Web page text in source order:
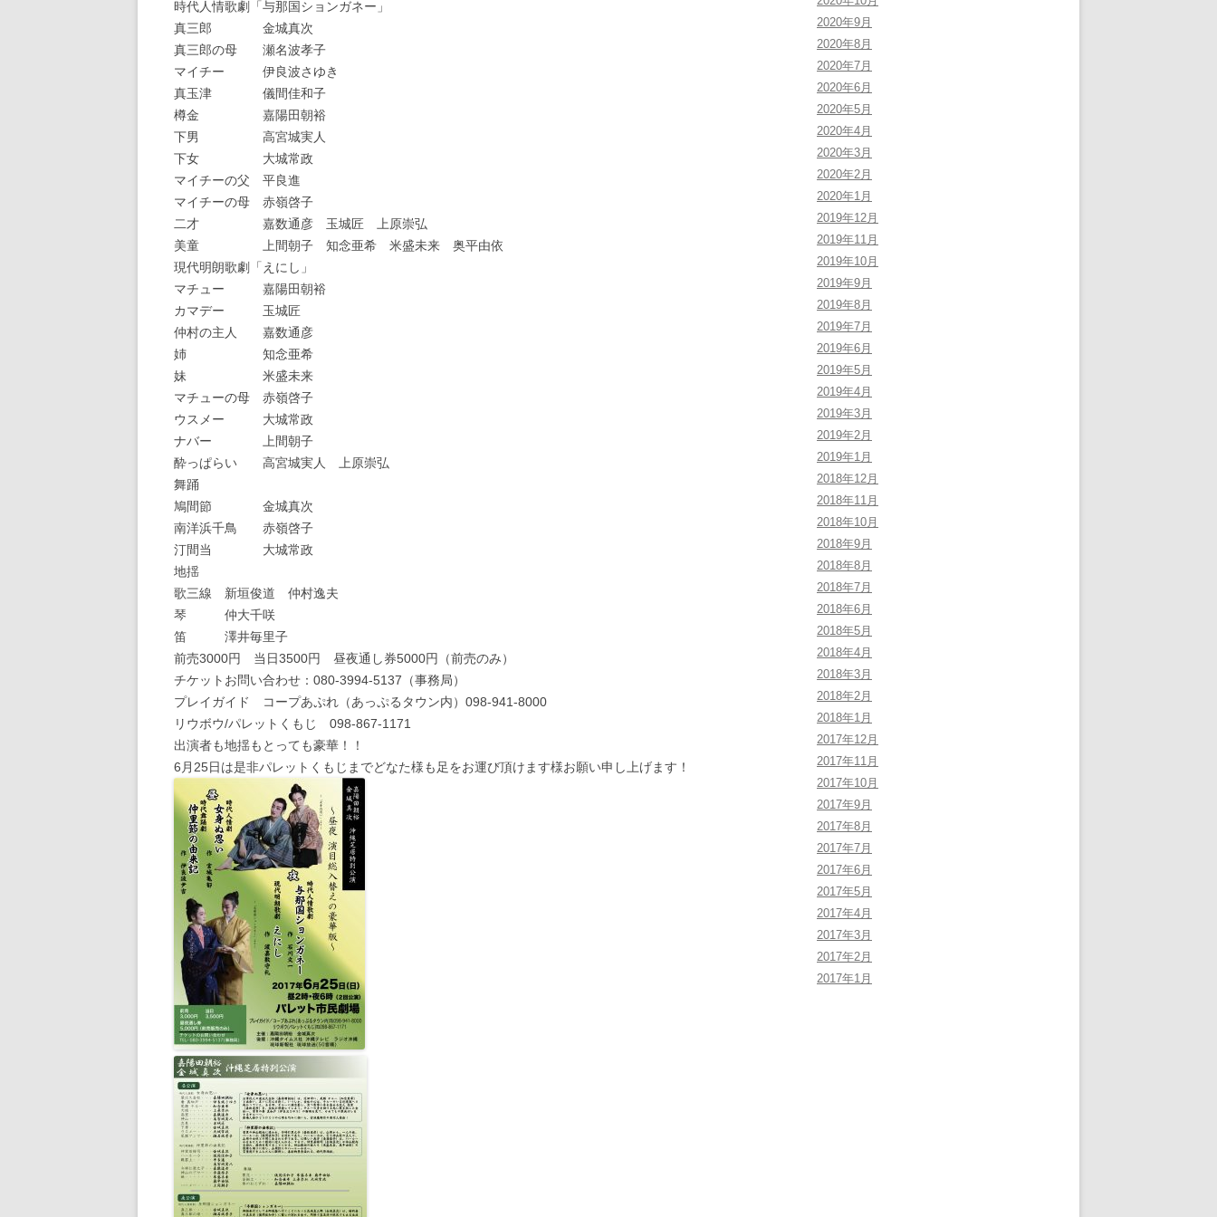
時代人情歌劇「与那国ションガネー」
真三郎 金城真次
真三郎の母 瀬名波孝子
マイチー 伊良波さゆき
真玉津 儀間佳和子
樽金 嘉陽田朝裕
下男 高宮城実人
下女 大城常政
マイチーの父 平良進
マイチーの母 赤嶺啓子
二才 嘉数通彦 玉城匠 上原崇弘
美童 上間朝子 知念亜希 米盛未来 奥平由依
現代明朗歌劇「えにし」
マチュー 嘉陽田朝裕
カマデー 玉城匠
仲村の主人 嘉数通彦
姉 知念亜希
妹 米盛未来
マチューの母 赤嶺啓子
ウスメー 大城常政
ナバー 上間朝子
酔っぱらい 高宮城実人 上原崇弘
舞踊
鳩間節 金城真次
南洋浜千鳥 赤嶺啓子
汀間当 大城常政
地揺
歌三線 新垣俊道 仲村逸夫
琴 仲大千咲
笛 澤井毎里子
前売3000円 当日3500円 昼夜通し券5000円（前売のみ）
チケットお問い合わせ：080‐3994‐5137（事務局）
プレイガイド コープあぷれ（あっぷるタウン内）098‐941‐8000
リウボウ/パレットくもじ 098‐867‐1171
出演者も地揺もとっても豪華！！
6月25日は是非パレットくもじまでどなた様も足をお運び頂けます様お願い申し上げます！
2020年9月
2020年8月
2020年7月
2020年6月
2020年5月
2020年4月
2020年3月
2020年2月
2020年1月
2019年12月
2019年11月
2019年10月
2019年9月
2019年8月
2019年7月
2019年6月
2019年5月
2019年4月
2019年3月
2019年2月
2019年1月
2018年12月
2018年11月
2018年10月
2018年9月
2018年8月
2018年7月
2018年6月
2018年5月
2018年4月
2018年3月
2018年2月
2018年1月
2017年12月
2017年11月
2017年10月
2017年9月
2017年8月
2017年7月
2017年6月
2017年5月
2017年4月
2017年3月
2017年2月
2017年1月